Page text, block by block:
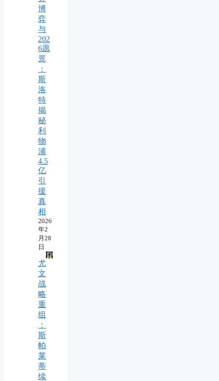
博
弈
与
202
6愿
景
：
斯
洛
特
揭
秘
利
物
浦
4.5
亿
引
援
真
相
2026
年2
月28
日
尤
文
战
略
重
组
：
斯
帕
莱
蒂
续